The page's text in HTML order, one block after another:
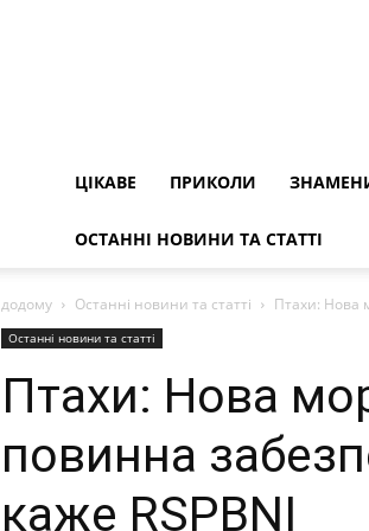
ЦІКАВЕ ПРИКОЛИ
ОСТАННІ НОВИНИ ТА СТАТТІ
додому Останні новини та статті Птахи: Нова
Останні новини та статті
Птахи: Нова
повинна
каже RSPBNI